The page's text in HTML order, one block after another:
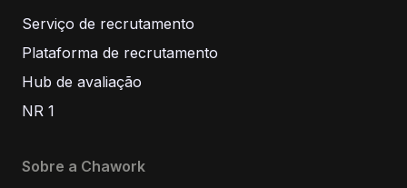
Serviço de recrutamento
Plataforma de recrutamento
Hub de avaliação
NR 1
Sobre a Chawork